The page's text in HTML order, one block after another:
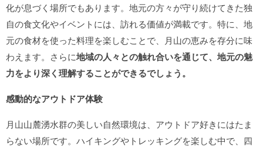
化が息づく場所でもあります。地元の方々が守り続けてきた独
自の食文化やイベントには、訪れる価値が満載です。特に、地
元の食材を使った料理を楽しむことで、月山の恵みを存分に味
わえます。さらに地域の人々との触れ合いを通じて、地元の魅
力をより深く理解することができるでしょう。
感動的なアウトドア体験
月山山麓湧水群の美しい自然環境は、アウトドア好きにはたま
らない場所です。ハイキングやトレッキングを楽しむ中で、四